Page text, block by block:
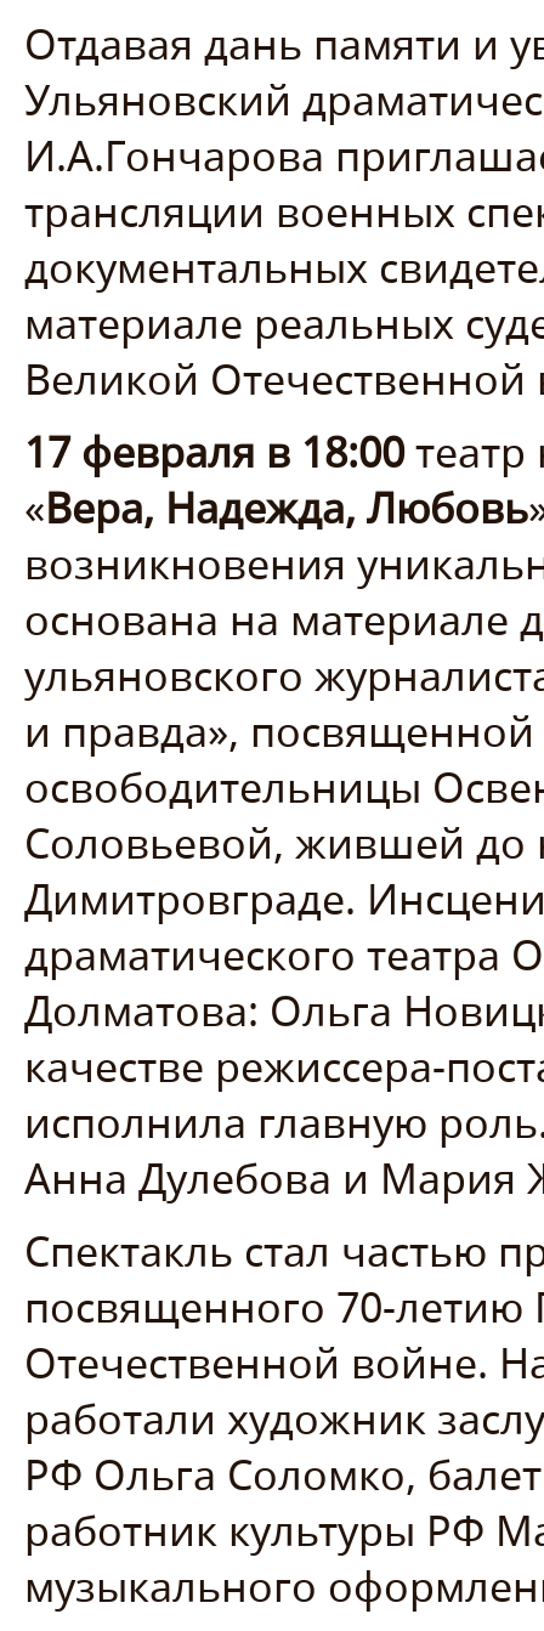
Отдавая дань памяти и
Ульяновский
И.А.Гончарова
трансляции военных
документальных
материале реальных
Великой
17 февраля в 18:00
«Вера, Надежда, Любовь
возникновения
основана на материале
ульяновского
и правда»,
освободительницы
Соловьевой, жившей до
Димитровграде.
драматического театра
Долматова: Ольга
качестве режиссера-
исполнила главную
Анна Дулебова и Мария
Спектакль стал частью
посвященного 70-
Отечественной войне.
работали художник
РФ Ольга Соломко,
работник культуры РФ
музыкального